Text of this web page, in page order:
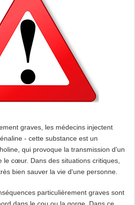
graves, les médecins injectent
- cette substance est un
qui provoque la transmission d'un
le cœur. Dans des situations critiques,
bien sauver la vie d'une personne.
particulièrement graves sont
dans le cou ou la gorge. Dans ce